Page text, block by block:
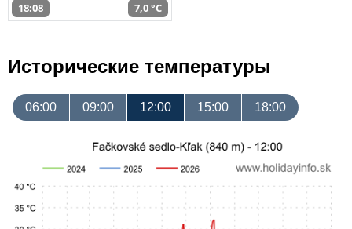
18:08 7,0 °C
Исторические температуры
06:00 09:00 12:00 15:00 18:00